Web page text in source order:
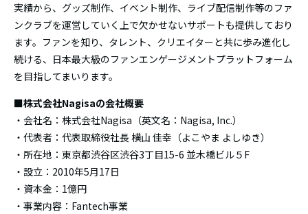
実績から、グッズ制作、イベント制作、ライブ配信制作等のファ
ンクラブを運営していく上で欠かせないサポートも提供しており
ます。ファンを知り、タレント、クリエイターと共に歩み進化し
続ける、日本最大級のファンエンゲージメントプラットフォーム
を目指してまいります。
■株式会社Nagisaの会社概要
・会社名：株式会社Nagisa（英文名：Nagisa, Inc.）
・代表者：代表取締役社長 横山 佳幸（よこやま よしゆき）
・所在地：東京都渋谷区渋谷3丁目15-6 並木橋ビル５F
・設立：2010年5月17日
・資本金：1億円
・事業内容：Fantech事業